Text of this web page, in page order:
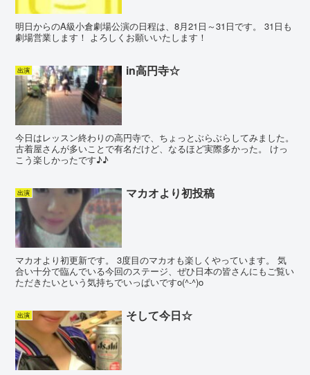
明日からのA級小倉劇場公演の日程は、8月21日～31日です。 31日も
劇場営業します！ よろしくお願いいたします！
出演 in高円寺☆
今日はレッスン終わりの高円寺で、ちょっとぶらぶらしてみました。
古着屋さんが多いことで有名だけど、なるほど実際多かった。 けっ
こう楽しかったです♪♪
出演 マカオより初投稿
マカオより初更新です。 3度目のマカオも楽しくやっています。 気
合い十分で臨んでいる今回のステージ、ぜひ日本の皆さんにもご覧い
ただきたいという気持ちでいっぱいですo(^-^)o
出演 そして今日☆